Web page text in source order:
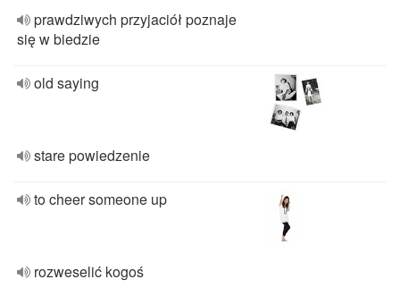
prawdziwych przyjaciół poznaje
się w biedzie
old saying
stare powiedzenie
to cheer someone up
rozweselić kogoś